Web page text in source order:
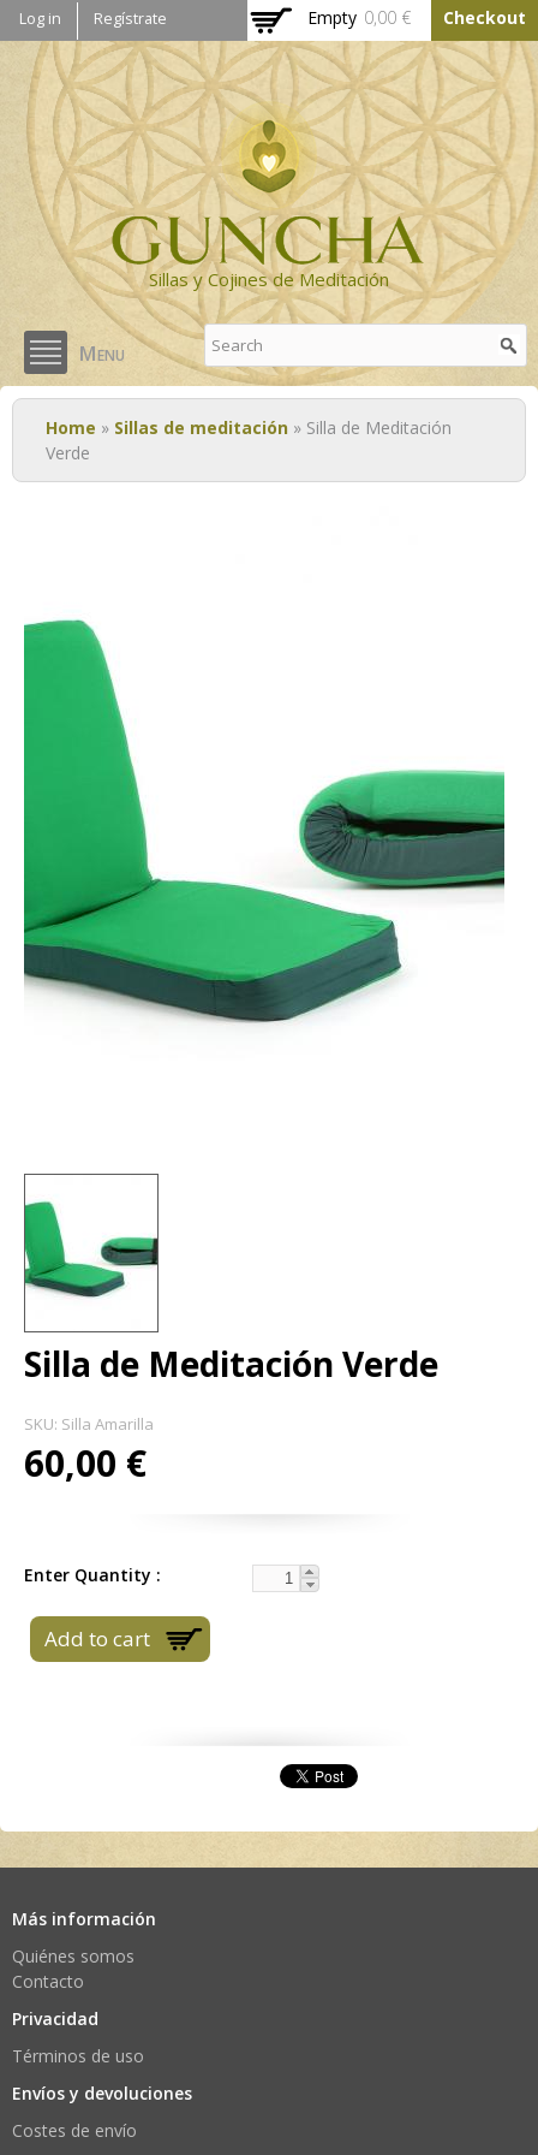
main
content
Log in Regístrate Empty 0,00 € Checkout
Sillas y Cojines de Meditación
Menu
You are here
Home » Sillas de meditación » Silla de Meditación
Verde
Silla de Meditación Verde
SKU: Silla Amarilla
60,00 €
Enter Quantity
Más información
Quiénes somos
Contacto
Privacidad
Términos de uso
Envíos y devoluciones
Costes de envío